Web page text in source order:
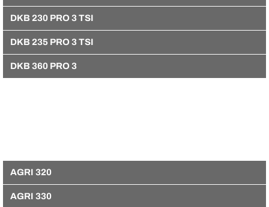
DKB 230 PRO 3 TSI
DKB 235 PRO 3 TSI
DKB 360 PRO 3
AGRI 320
AGRI 330